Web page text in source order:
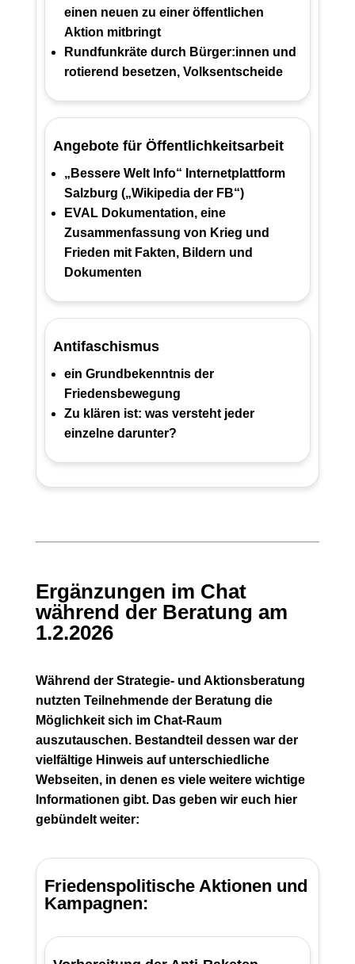
einen neuen zu einer öffentlichen
Aktion mitbringt
Rundfunkräte durch Bürger:innen und
rotierend besetzen, Volksentscheide
Angebote für Öffentlichkeitsarbeit
„Bessere Welt Info“ Internetplattform
Salzburg („Wikipedia der FB“)
EVAL Dokumentation, eine
Zusammenfassung von Krieg und
Frieden mit Fakten, Bildern und
Dokumenten
Antifaschismus
ein Grundbekenntnis der
Friedensbewegung
Zu klären ist: was versteht jeder
einzelne darunter?
Ergänzungen im Chat
während der Beratung am
1.2.2026
Während der Strategie- und Aktionsberatung
nutzten Teilnehmende der Beratung die
Möglichkeit sich im Chat-Raum
auszutauschen. Bestandteil dessen war der
vielfältige Hinweis auf unterschiedliche
Webseiten, in denen es viele weitere wichtige
Informationen gibt. Das geben wir euch hier
gebündelt weiter:
Friedenspolitische Aktionen und
Kampagnen: